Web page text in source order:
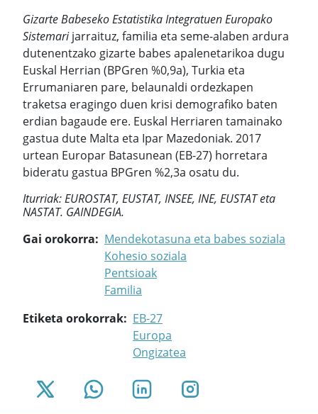
Gizarte Babeseko Estatistika Integratuen Europako
Sistemarijarraituz, familia eta seme-alaben ardura
dutenentzako gizarte babes apalenetarikoa dugu
Euskal Herrian (BPGren %0,9a), Turkia eta
Errumaniaren pare, belaunaldi ordezkapen
traketsa eragingo duen krisi demografiko baten
erdian bagaude ere. Euskal Herriaren tamainako
gastua dute Malta eta Ipar Mazedoniak. 2017
urtean Europar Batasunean (EB-27) horretara
bideratu gastua BPGren %2,3a osatu du.
Iturriak: EUROSTAT, EUSTAT, INSEE, INE, EUSTAT eta
NASTAT. GAINDEGIA.
Gai orokorra
Mendekotasuna eta babes soziala
Kohesio soziala
Pentsioak
Familia
Etiketa orokorrak
EB-27
Europa
Ongizatea